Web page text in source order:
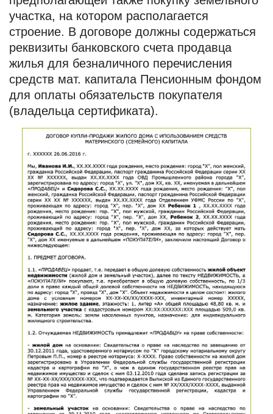
участка, на котором располагается
строение. В договоре должны содержаться
реквизиты банковского счета продавца
жилья для безналичного перечисления
средств мат. капитала Пенсионным фондом
для оплаты обязательств покупателя
(владельца сертификата).